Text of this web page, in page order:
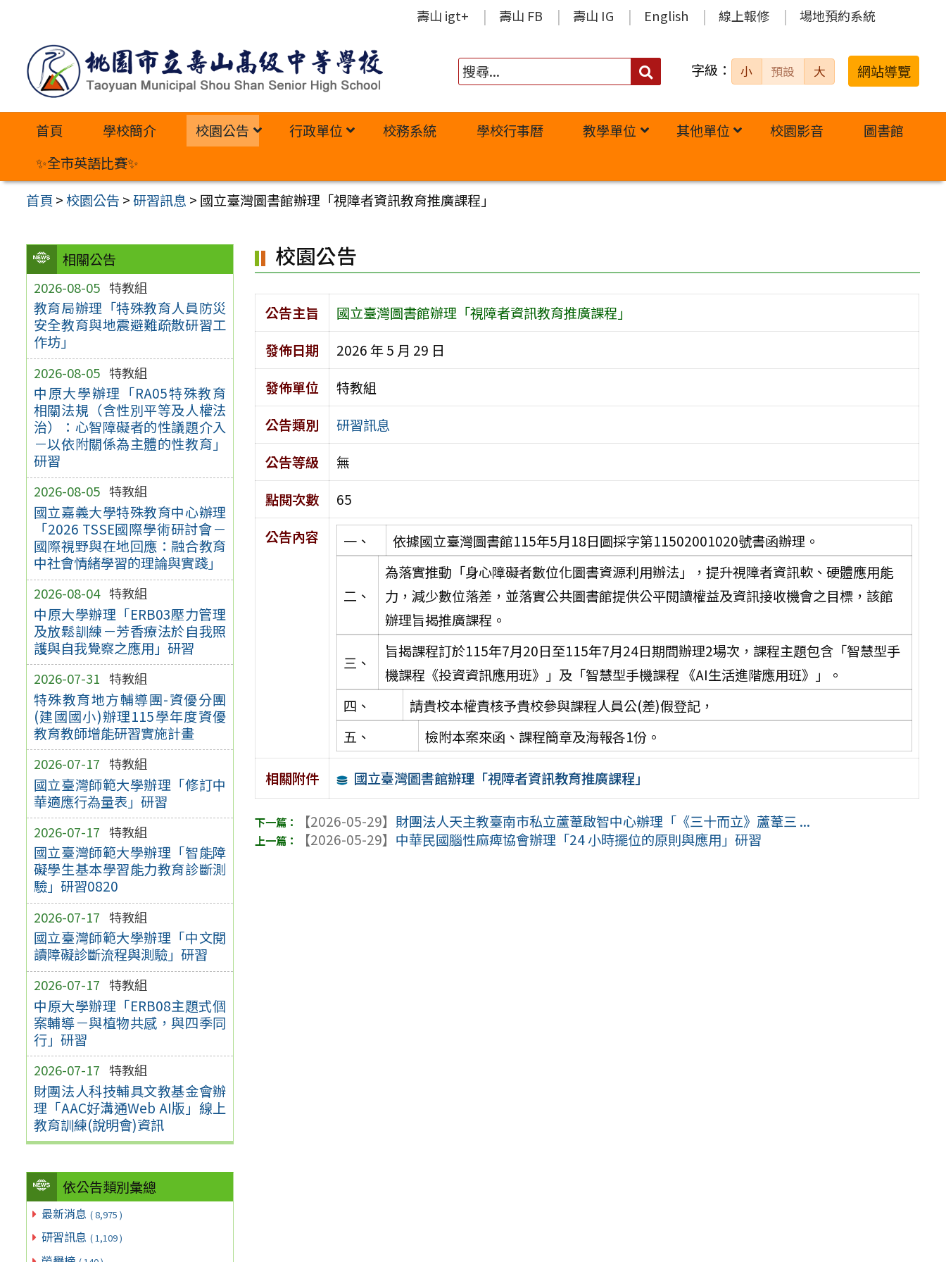
內
壽山 igt+ 壽山 FB 壽山 IG English 線上報修 場地預約系統
搜
字級： 小 預設 大 網站導覽
首頁 學校簡介 校園公告 行政單位 校務系統 學校行事曆 教學單位 其他單位 校園影音
圖書館
✨全市英語比賽✨
首頁 >校園公告 >研習訊息 > 國立臺灣圖書館辦理「視障者資訊教育推廣課程」
相關公告
2026-08-05 特教組
教育局辦理「特殊教育人員防災
安全教育與地震避難疏散研習工
作坊」
2026-08-05 特教組
中原大學辦理「RA05特殊教育
相關法規（含性別平等及人權法
治）：心智障礙者的性議題介入
－以依附關係為主體的性教育」
研習
2026-08-05 特教組
國立嘉義大學特殊教育中心辦理
「2026 TSSE國際學術研討會－
國際視野與在地回應：融合教育
中社會情緒學習的理論與實踐」
2026-08-04 特教組
中原大學辦理「ERB03壓力管理
及放鬆訓練－芳香療法於自我照
護與自我覺察之應用」研習
2026-07-31 特教組
特殊教育地方輔導團-資優分團
(建國國小)辦理115學年度資優
教育教師增能研習實施計畫
2026-07-17 特教組
國立臺灣師範大學辦理「修訂中
華適應行為量表」研習
2026-07-17 特教組
國立臺灣師範大學辦理「智能障
礙學生基本學習能力教育診斷測
驗」研習0820
2026-07-17 特教組
國立臺灣師範大學辦理「中文閱
讀障礙診斷流程與測驗」研習
2026-07-17 特教組
中原大學辦理「ERB08主題式個
案輔導－與植物共感，與四季同
行」研習
2026-07-17 特教組
財團法人科技輔具文教基金會辦
理「AAC好溝通Web AI版」線上
教育訓練(說明會)資訊
依公告類別彙總
最新消息 ( 8,975 )
研習訊息 ( 1,109 )
校園公告
公告主旨
國立臺灣圖書館辦理「視障者資訊教育推廣課程」
發佈日期
2026 年 5 月 29 日
發佈單位
特教組
公告類別
研習訊息
公告等級
無
點閱次數
65
公告內容
一、 依據國立臺灣圖書館115年5月18日圖採字第11502001020號書函辦理。
二、
為落實推動「身心障礙者數位化圖書資源利用辦法」，提升視障者資訊軟、硬體應用能
力，減少數位落差，並落實公共圖書館提供公平閱讀權益及資訊接收機會之目標，該館
辦理旨揭推廣課程。
三、
旨揭課程訂於115年7月20日至115年7月24日期間辦理2場次，課程主題包含「智慧型手
機課程《投資資訊應用班》」及「智慧型手機課程 《AI生活進階應用班》」。
四、
請貴校本權責核予貴校參與課程人員公(差)假登記，
五、
檢附本案來函、課程簡章及海報各1份。
相關附件 國立臺灣圖書館辦理「視障者資訊教育推廣課程」
【2026-05-29】 財團法人天主教臺南市私立蘆葦啟智中心辦理「《三十而立》蘆葦三 ...
【2026-05-29】 中華民國腦性麻痺協會辦理「24 小時擺位的原則與應用」研習